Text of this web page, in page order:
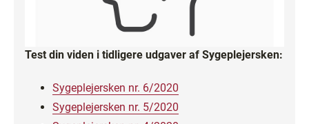
Test din viden i tidligere udgaver af Sygeplejersken:
Sygeplejersken nr. 6/2020
Sygeplejersken nr. 5/2020